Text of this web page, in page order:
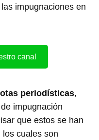
impugnaciones en
canal
periodísticas,
impugnación
que estos se han
cuales son